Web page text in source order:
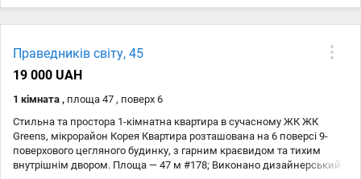
Праведників світу, 45
19 000 UAH
1 кімната , площа 47 , поверх 6
Стильна та простора 1-кімнатна квартира в сучасному ЖК ЖК
Greens, мікрорайон Корея Квартира розташована на 6 поверсі 9-
поверхового цегляного будинку, з гарним краєвидом та тихим
внутрішнім двором. Площа — 47 м #178; Виконано дизайнерський